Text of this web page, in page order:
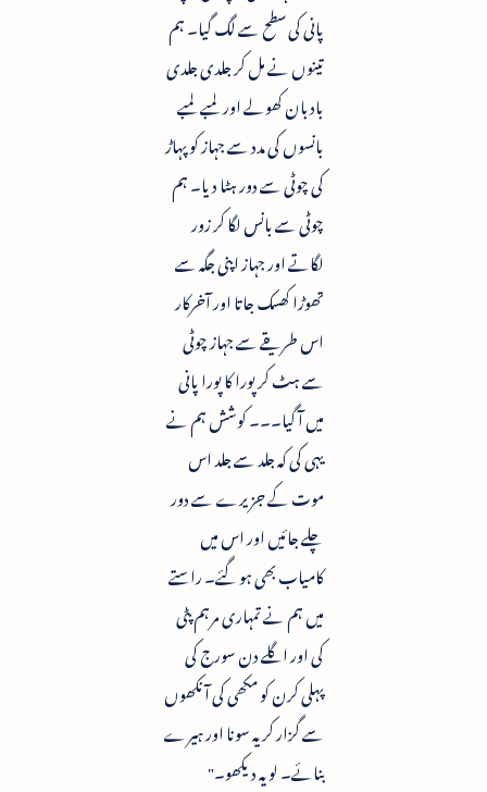
پانی کی سطح سے لگ گیا۔ ہم
تینوں نے مل کر جلدی جلدی
بادبان کھولے اور لمبے لمبے
بانسوں کی مدد سے جہاز کو پہاڑ
کی چوٹی سے دور ہٹا دیا۔ ہم
چوٹی سے بانس لگا کر زور
لگاتے اور جہاز اپنی جگہ سے
تھوڑا کھسک جاتا اور آخرکار
اس طریقے سے جہاز چوٹی
سے ہٹ کر پورا کا پورا پانی
میں آ گیا۔۔۔ کوشش ہم نے
یہی کی کہ جلد سے جلد اس
موت کے جزیرے سے دور
چلے جائیں اور اس میں
کامیاب بھی ہو گئے۔ راستے
میں ہم نے تمہاری مرہم پٹی
کی اور اگلے دن سورج کی
پہلی کرن کو مکھی کی آنکھوں
سے گزار کر یہ سونا اور ہیرے
بنائے۔ لو یہ دیکھو۔"